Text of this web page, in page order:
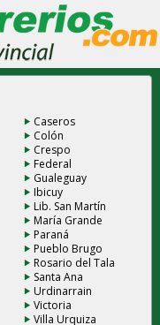
Caseros
Colón
Crespo
Federal
Gualeguay
Ibicuy
Lib. San Martín
María Grande
Paraná
Pueblo Brugo
Rosario del Tala
Santa Ana
Urdinarrain
Victoria
Villa Urquiza